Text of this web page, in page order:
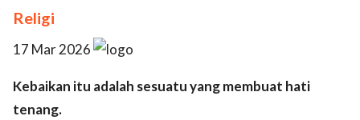
Religi
17 Mar 2026
Kebaikan itu adalah sesuatu yang membuat hati
tenang.